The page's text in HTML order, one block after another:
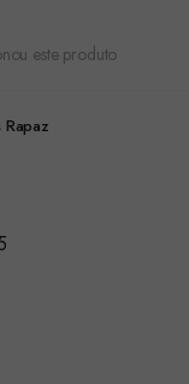
este produto